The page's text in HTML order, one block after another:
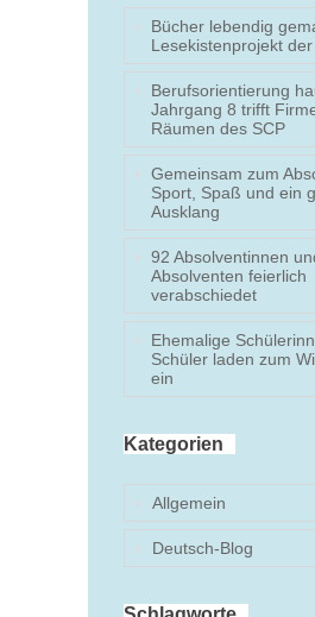
Bücher lebendig
Lesekistenprojekt
Berufsorientierung
Jahrgang 8 trifft
Räumen des SCP
Gemeinsam zum
Sport, Spaß und ein
Ausklang
92 Absolventinnen
Absolventen feierlich
verabschiedet
Ehemalige
Schüler laden zum
ein
Kategorien
Allgemein
Deutsch-Blog